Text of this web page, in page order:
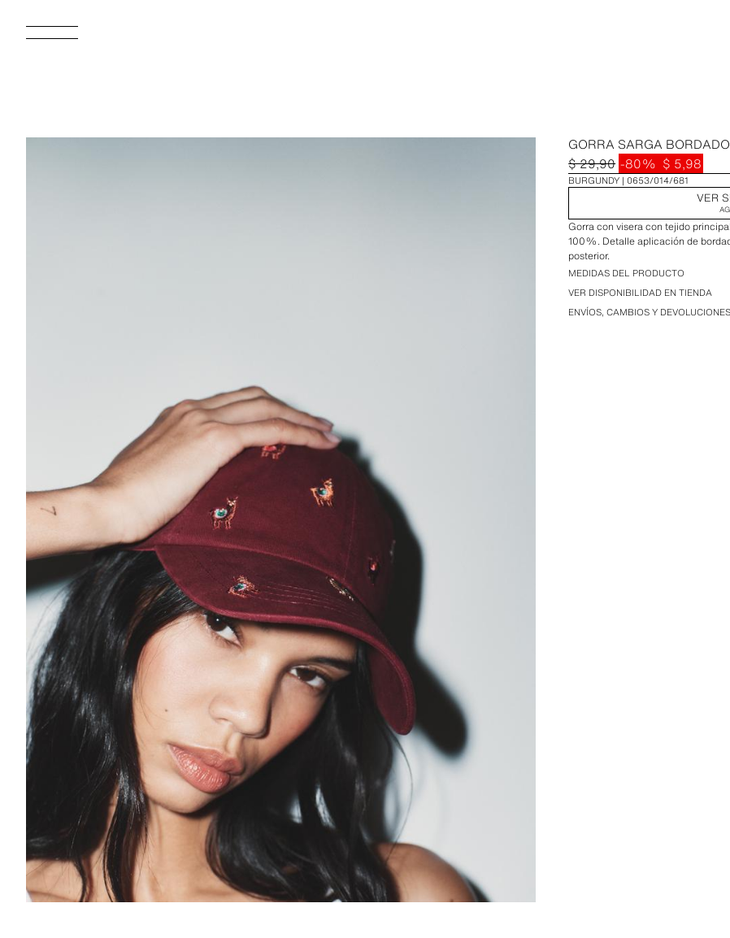
GORRA SARGA
$ 29,90 -80% $ 5,98
BURGUNDY 0653/014/681
VER
Gorra con visera con tejido
100%. Detalle aplicación de
posterior.
MEDIDAS DEL PRODUCTO
VER DISPONIBILIDAD EN TIENDA
ENVÍOS, CAMBIOS Y DEVOLUCIONES